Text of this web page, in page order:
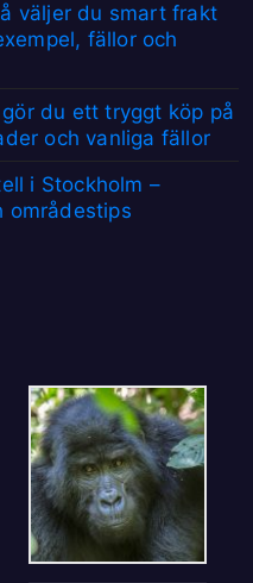
väljer du smart frakt
fällor och
du ett tryggt köp på
och vanliga fällor
i Stockholm –
områdestips